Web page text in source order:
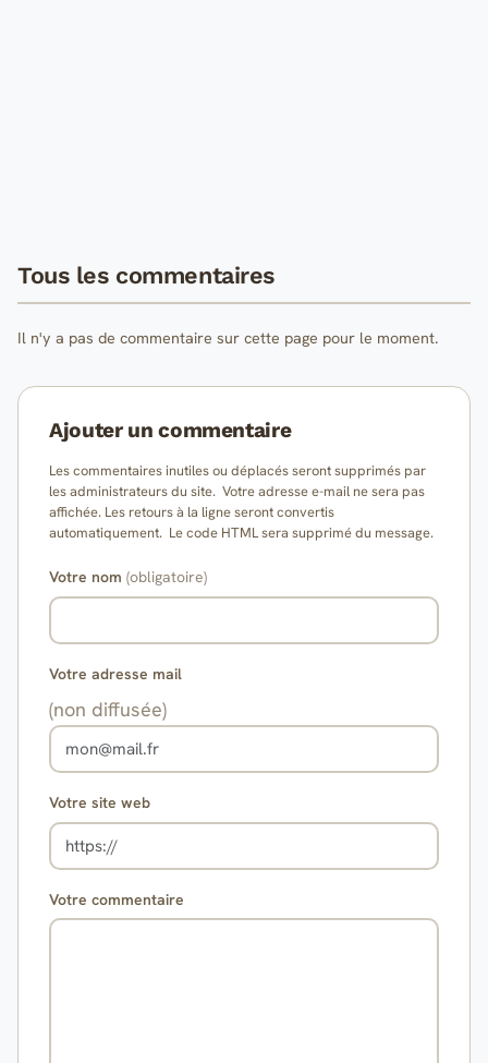
Tous les commentaires
Il n'y a pas de commentaire sur cette page pour le moment.
Ajouter un commentaire
Les commentaires inutiles ou déplacés seront supprimés par
les administrateurs du site. Votre adresse e-mail ne sera pas
affichée. Les retours à la ligne seront convertis
automatiquement. Le code HTML sera supprimé du message.
Votre nom (obligatoire)
Votre adresse mail
(non diffusée)
Votre site web
Votre commentaire